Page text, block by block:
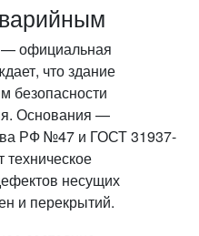
официальная
что здание
безопасности
Основания —
РФ №47 и ГОСТ 31937-
техническое
несущих
и перекрытий.